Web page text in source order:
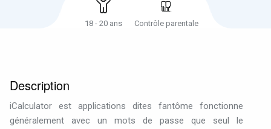
18 - 20 ans Contrôle parentale
Description
iCalculator est applications dites fantôme fonctionne
généralement avec un mots de passe que seul le